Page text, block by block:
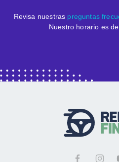
Revisa nuestras preguntas
Nuestro horario es